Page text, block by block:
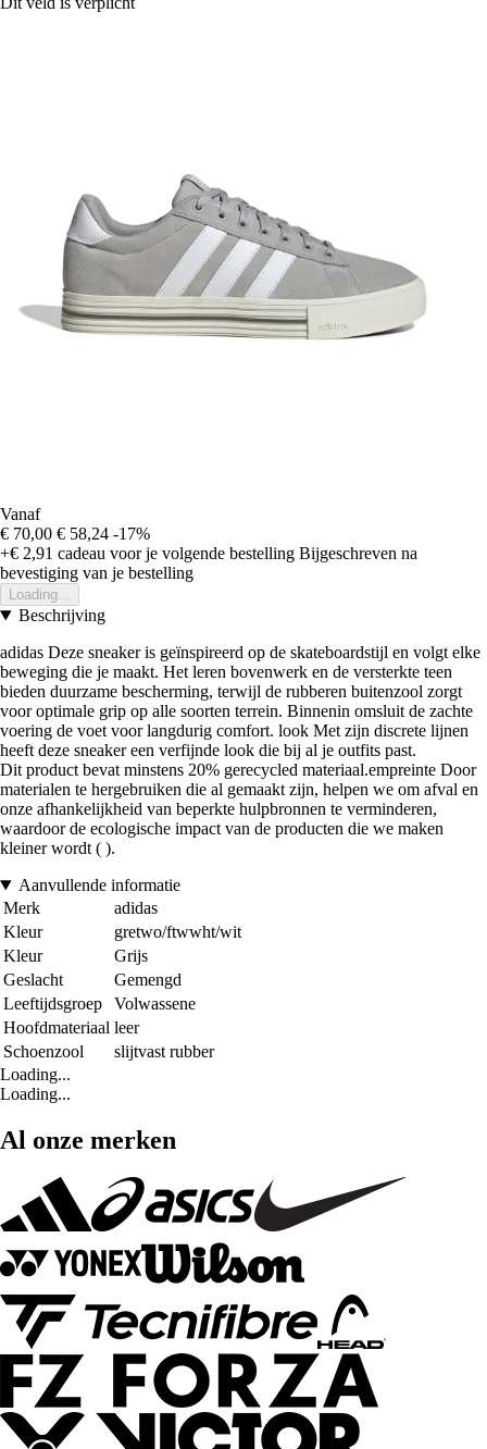
Vanaf
€ 70,00 € 58,24 -17%
+€ 2,91 cadeau voor je volgende bestelling Bijgeschreven na
bevestiging van je bestelling
Loading...
Beschrijving
adidas Deze sneaker is geïnspireerd op de skateboardstijl en volgt elke
beweging die je maakt. Het leren bovenwerk en de versterkte teen
bieden duurzame bescherming, terwijl de rubberen buitenzool zorgt
voor optimale grip op alle soorten terrein. Binnenin omsluit de zachte
voering de voet voor langdurig comfort. look Met zijn discrete lijnen
heeft deze sneaker een verfijnde look die bij al je outfits past.
Dit product bevat minstens 20% gerecycled materiaal.empreinte Door
materialen te hergebruiken die al gemaakt zijn, helpen we om afval en
onze afhankelijkheid van beperkte hulpbronnen te verminderen,
waardoor de ecologische impact van de producten die we maken
kleiner wordt ( ).
Aanvullende informatie
Merk
adidas
Kleur
gretwo/ftwwht/wit
Kleur
Grijs
Geslacht
Gemengd
Leeftijdsgroep
Volwassene
Hoofdmateriaal leer
Schoenzool
slijtvast rubber
Loading...
Loading...
Al onze merken